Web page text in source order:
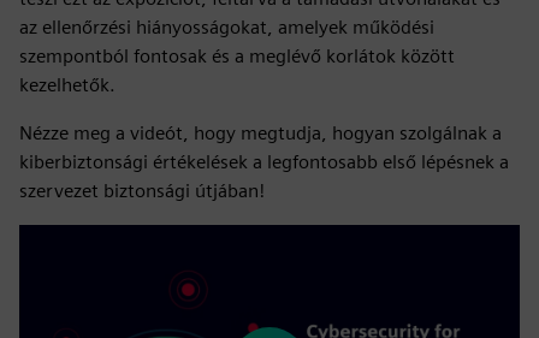
az ellenőrzési hiányosságokat, amelyek működési
szempontból fontosak és a meglévő korlátok között
kezelhetők.
Nézze meg a videót, hogy megtudja, hogyan szolgálnak a
kiberbiztonsági értékelések a legfontosabb első lépésnek a
szervezet biztonsági útjában!